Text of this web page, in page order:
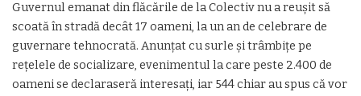
Guvernul emanat din flăcările de la Colectiv nu a reușit să
scoată în stradă decât 17 oameni, la un an de celebrare de
guvernare tehnocrată. Anunţat cu surle şi trâmbiţe pe
reţelele de socializare, evenimentul la care peste 2.400 de
oameni se declaraseră interesaţi, iar 544 chiar au spus că vor